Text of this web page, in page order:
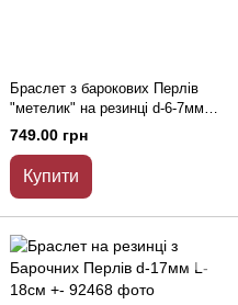
Браслет з барокових Перлів
"метелик" на резинці d-6-7мм
(+-) L-18см
749.00 грн
Купити